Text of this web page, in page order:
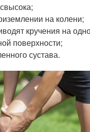
на колени;
кручения на
поверхности;
сустава.